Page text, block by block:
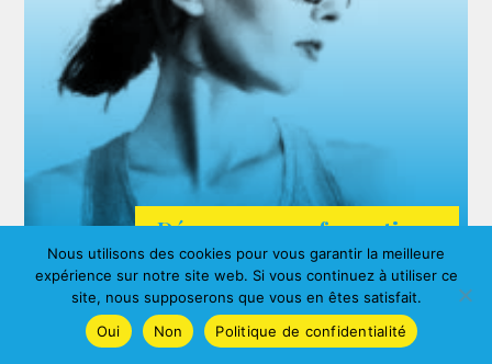
ARDA
Agnes ALBERNY
Découvrez nos formations
Nous utilisons des cookies pour vous garantir la meilleure
expérience sur notre site web. Si vous continuez à utiliser ce
site, nous supposerons que vous en êtes satisfait.
Oui
Non Politique de confidentialité